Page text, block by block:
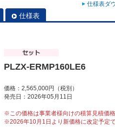
仕様表ダ
仕様表
PLZX-ERMP160LE6
価格：2,565,000円（税別）
発売日：2026年05月11日
※この価格は事業者様向けの積算見積価
※2026年10月1日より新価格に改定予定